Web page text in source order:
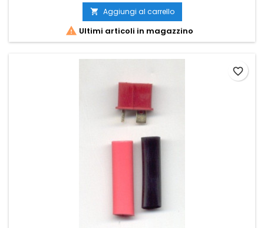
 Aggiungi al carrello
 Ultimi articoli in magazzino
favorite_border